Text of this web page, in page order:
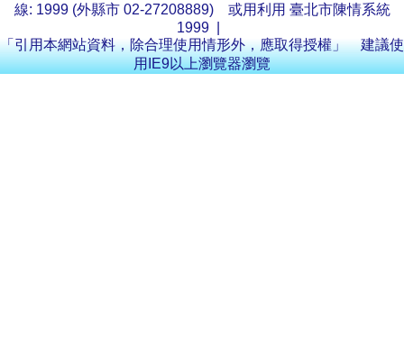
線: 1999 (外縣市 02-27208889) 或用利用 臺北市陳情系統
1999
「引用本網站資料，除合理使用情形外，應取得授權」 建議使
用IE9以上瀏覽器瀏覽